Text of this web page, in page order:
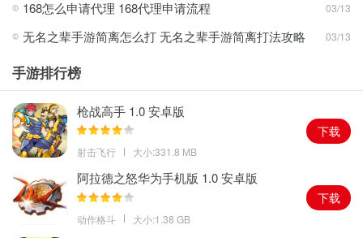
2。有大量的道具和角色供你选择，还有更多隐藏的惊喜等着你去解
锁。
3。有了自己的音乐节奏，各种技能的设计技巧就可以搭配了。
168怎么申请代理 168代理申请流程 03/13
无名之辈手游简离怎么打 无名之辈手游简离打法攻略 03/13
手游排行榜
枪战高手 1.0 安卓版
射击飞行 大小:331.8 MB
下载
阿拉德之怒华为手机版 1.0 安卓版
动作格斗 大小:1.38 GB
下载